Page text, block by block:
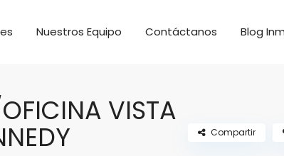
Nuestros Equipo Contáctanos Blog
VISTA
Compartir